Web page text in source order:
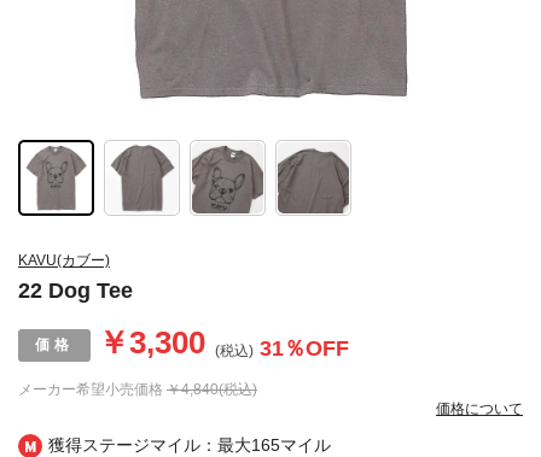
獲得ステージマイル：最大165マイル
KAVU(カブー)
22 Dog Tee
メーカー希望小売価格 ￥4,840(税込)
￥3,300 (税込) 31％OFF
価格について